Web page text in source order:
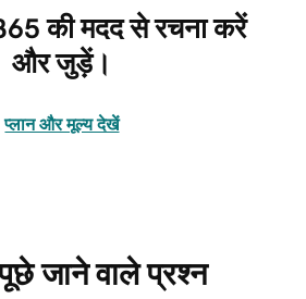
की मदद से रचना करें
और जुड़ें।
प्‍लान और मूल्य देखें
जाने वाले प्रश्न